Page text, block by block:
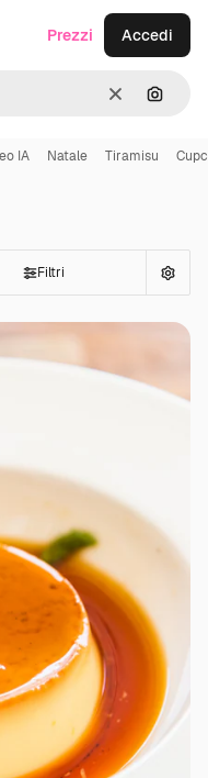
CancellaCerca
Prezzi Accedi
IA Natale Tiramisu
Filtri